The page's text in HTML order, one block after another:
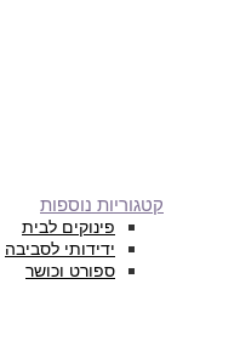
קטגוריות נוספות
פינוקים לבית
ידידותי לסביבה
ספורט וכושר